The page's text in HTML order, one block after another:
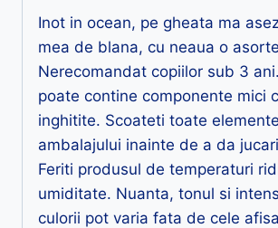
Inot in ocean, pe gheata ma
mea de blana, cu neaua o
Nerecomandat copiilor sub 3
poate contine componente mici
inghitite. Scoateti toate
ambalajului inainte de a da
Feriti produsul de temperaturi
umiditate. Nuanta, tonul si
culorii pot varia fata de cele